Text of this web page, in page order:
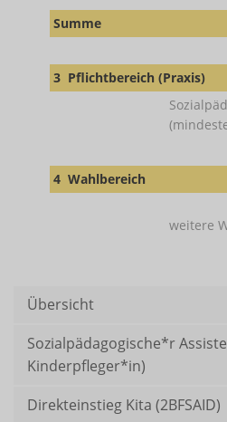
Übersicht
Sozialpädagogische*r
Kinderpfleger*in)
Direkteinstieg Kita (2BFSAID)
Summe
3 Pflichtbereich (Praxis)
4 Wahlbereich
weitere